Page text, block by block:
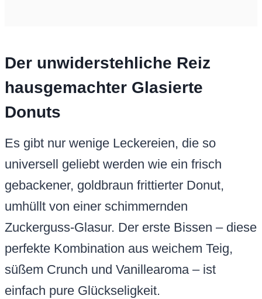
Der unwiderstehliche Reiz
hausgemachter Glasierte
Donuts
Es gibt nur wenige Leckereien, die so
universell geliebt werden wie ein frisch
gebackener, goldbraun frittierter Donut,
umhüllt von einer schimmernden
Zuckerguss-Glasur. Der erste Bissen – diese
perfekte Kombination aus weichem Teig,
süßem Crunch und Vanillearoma – ist
einfach pure Glückseligkeit.